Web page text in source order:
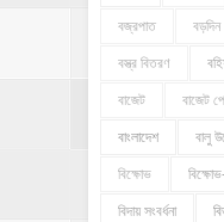
বজ্রপাত বড়দিন
বস্ত্র বিতরণ
বাজেট বাজেট
বাংলাদেশ বালু
বিক্ষোভ
বিদায় সংবর্ধনা